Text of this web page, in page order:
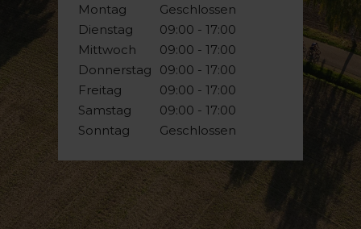
Montag
Dienstag
Mittwoch
Donnerstag
Freitag
Samstag
Sonntag
Geschlossen
09:00 - 17:00
09:00 - 17:00
09:00 - 17:00
09:00 - 17:00
09:00 - 17:00
Geschlossen